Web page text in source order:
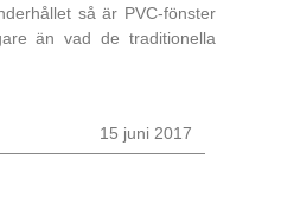
så är PVC-fönster
än vad de traditionella
15 juni 2017